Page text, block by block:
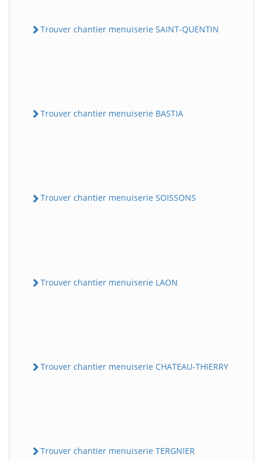
Trouver chantier menuiserie SAINT-QUENTIN
Trouver chantier menuiserie BASTIA
Trouver chantier menuiserie SOISSONS
Trouver chantier menuiserie LAON
Trouver chantier menuiserie CHATEAU-THIERRY
Trouver chantier menuiserie TERGNIER